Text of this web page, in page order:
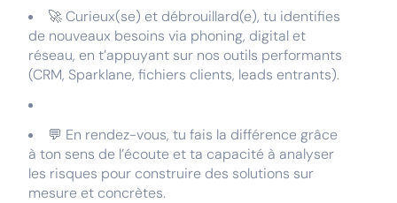
🚀 Curieux(se) et débrouillard(e), tu identifies
de nouveaux besoins via phoning, digital et
réseau, en t’appuyant sur nos outils performants
(CRM, Sparklane, fichiers clients, leads entrants).
💬 En rendez-vous, tu fais la différence grâce
à ton sens de l’écoute et ta capacité à analyser
les risques pour construire des solutions sur
mesure et concrètes.